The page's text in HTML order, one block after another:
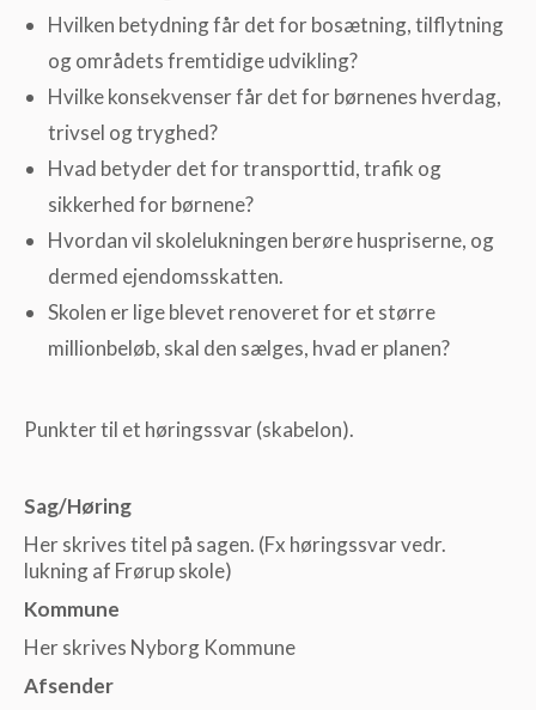
Hvilken betydning får det for bosætning, tilflytning
og områdets fremtidige udvikling?
Hvilke konsekvenser får det for børnenes hverdag,
trivsel og tryghed?
Hvad betyder det for transporttid, trafik og
sikkerhed for børnene?
Hvordan vil skolelukningen berøre huspriserne, og
dermed ejendomsskatten.
Skolen er lige blevet renoveret for et større
millionbeløb, skal den sælges, hvad er planen?
Punkter til et høringssvar (skabelon).
Sag/Høring
Her skrives titel på sagen. (Fx høringssvar vedr.
lukning af Frørup skole)
Kommune
Her skrives Nyborg Kommune
Afsender